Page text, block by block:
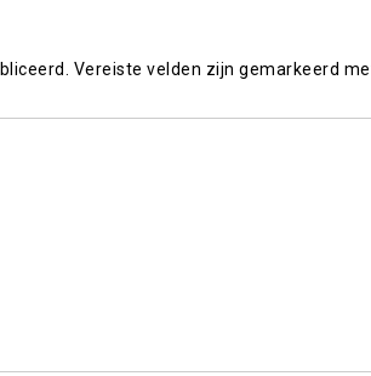
Vereiste velden zijn gemarkeerd